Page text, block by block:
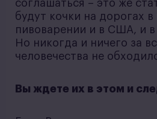
соглашаться – это же
будут кочки на дорогах
пивоварении и в США, и
Но никогда и ничего за
человечества не
Вы ждете их в этом и